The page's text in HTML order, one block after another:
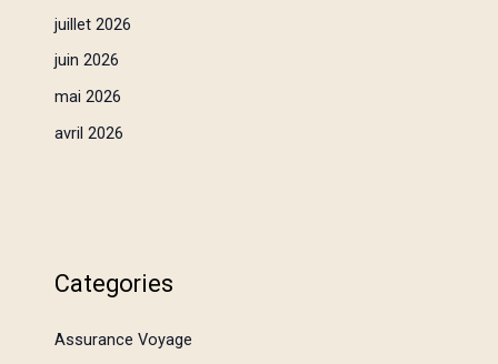
juillet 2026
juin 2026
mai 2026
avril 2026
Categories
Assurance Voyage